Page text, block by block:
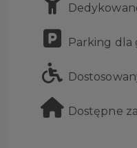
Parking dla
Dostępne